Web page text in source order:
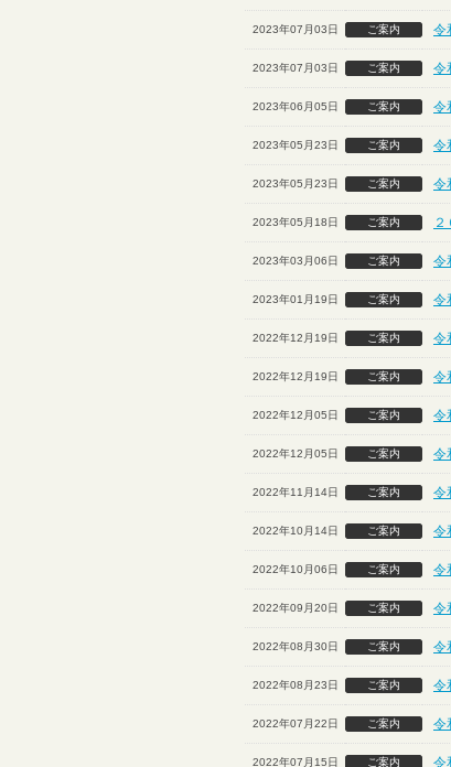
2023年07月03日 ご案内 令
2023年07月03日 ご案内 令
2023年06月05日 ご案内 令
2023年05月23日 ご案内 令
2023年05月23日 ご案内 令
2023年05月18日 ご案内
2023年03月06日 ご案内 令
2023年01月19日 ご案内 令
2022年12月19日 ご案内 令
2022年12月19日 ご案内 令
2022年12月05日 ご案内 令
2022年12月05日 ご案内 令
2022年11月14日 ご案内 令
2022年10月14日 ご案内 令
2022年10月06日 ご案内 令
2022年09月20日 ご案内 令
2022年08月30日 ご案内 令
2022年08月23日 ご案内 令
2022年07月22日 ご案内 令
2022年07月15日 ご案内 令